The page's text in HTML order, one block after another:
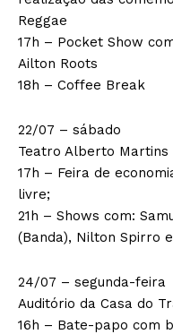
Reggae
17h – Pocket Show
Ailton Roots
18h – Coffee Break
22/07 – sábado
Teatro Alberto Martins
17h – Feira de
livre;
21h – Shows com:
(Banda), Nilton Spirro
24/07 – segunda-feira
Auditório da Casa do
16h – Bate-papo com